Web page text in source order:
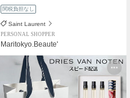
関税負担なし
Saint Laurent
PERSONAL SHOPPER
Maritokyo.Beaute'